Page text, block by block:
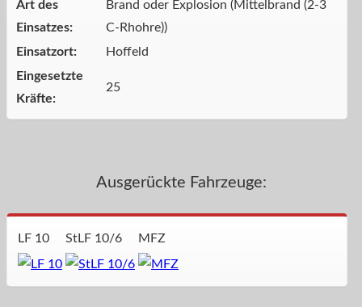
Art des
Einsatzes:
Brand oder Explosion (Mittelbrand (2-3
C-Rhohre))
Einsatzort:
Hoffeld
Eingesetzte
Kräfte:
25
Ausgerückte Fahrzeuge:
LF 10 StLF 10/6 MFZ